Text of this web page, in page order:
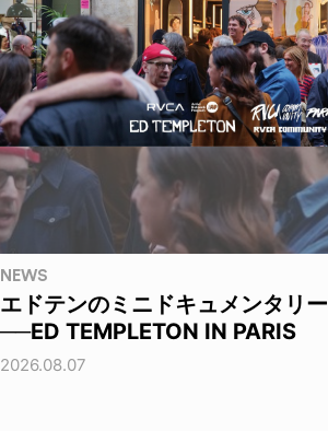
NEWS
エドテンのミニドキュメンタリー
──ED TEMPLETON IN PARIS
2026.08.07